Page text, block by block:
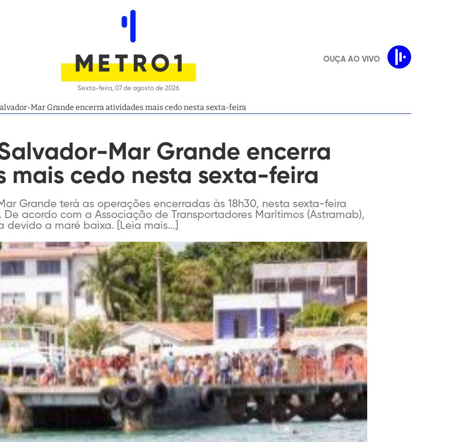
Sexta-feira, 07 de agosto de 2026
OUÇA AO VIVO
Mar Grande encerra atividades mais cedo nesta sexta-feira
Mar Grande encerra
mais cedo nesta sexta-feira
Grande terá as operações encerradas às 18h30, nesta sexta-feira
De acordo com a Associação de Transportadores Marítimos (Astramab),
devido a maré baixa. [Leia mais...]